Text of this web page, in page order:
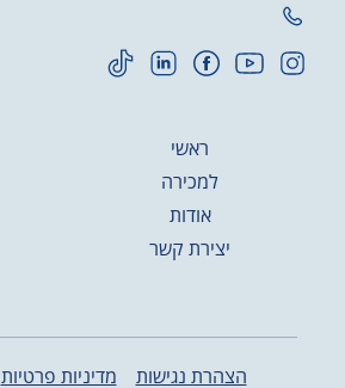
ראשי
למכירה
אודות
יצירת קשר
הצהרת נגישות מדיניות פרטיות